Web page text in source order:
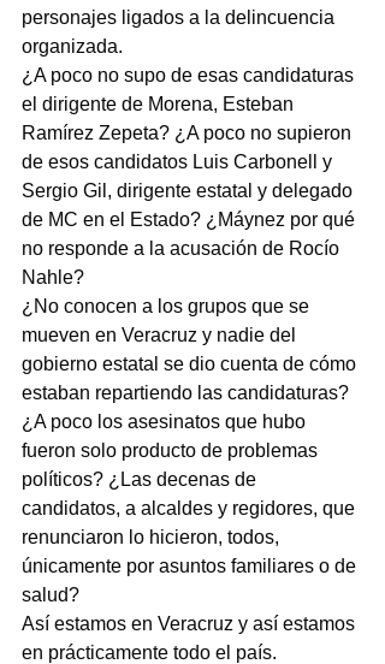
personajes ligados a la delincuencia
organizada.
¿A poco no supo de esas candidaturas
el dirigente de Morena, Esteban
Ramírez Zepeta? ¿A poco no supieron
de esos candidatos Luis Carbonell y
Sergio Gil, dirigente estatal y delegado
de MC en el Estado? ¿Máynez por qué
no responde a la acusación de Rocío
Nahle?
¿No conocen a los grupos que se
mueven en Veracruz y nadie del
gobierno estatal se dio cuenta de cómo
estaban repartiendo las candidaturas?
¿A poco los asesinatos que hubo
fueron solo producto de problemas
políticos? ¿Las decenas de
candidatos, a alcaldes y regidores, que
renunciaron lo hicieron, todos,
únicamente por asuntos familiares o de
salud?
Así estamos en Veracruz y así estamos
en prácticamente todo el país.